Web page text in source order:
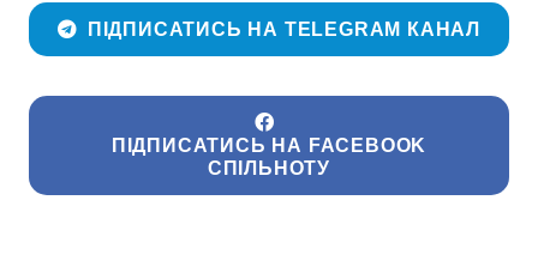
ПІДПИСАТИСЬ НА TELEGRAM КАНАЛ
ПІДПИСАТИСЬ НА FACEBOOK
СПІЛЬНОТУ